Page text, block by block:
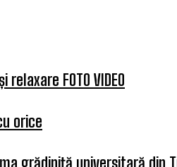
FOTO VIDEO
orice